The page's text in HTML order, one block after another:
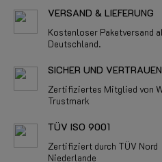
VERSAND & LIEFERUNG
Kostenloser Paketversand
Deutschland.
SICHER UND
Zertifiziertes Mitglied von
Trustmark
TÜV ISO 9001
Zertifiziert durch TÜV Nord
Niederlande